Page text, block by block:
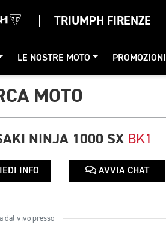
TRIUMPH FIRENZE
LE NOSTRE MOTO PROMOZIONI
MOTO
NINJA 1000 SX BK1
INFO AVVIA CHAT
dal vivo presso